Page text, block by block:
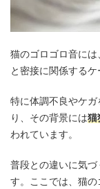
猫のゴロゴロ音に
と密接に関係するケ
特に体調不良やケ
り、その背景には猫
われています。
普段との違いに気
す。ここでは、猫